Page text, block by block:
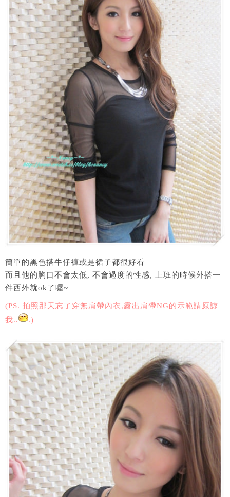
簡單的黑色搭牛仔褲或是裙子都很好看
而且他的胸口不會太低, 不會過度的性感, 上班的時候外搭一
件西外就ok了喔~
(PS. 拍照那天忘了穿無肩帶內衣,露出肩帶NG的示範請原諒
我..
.)